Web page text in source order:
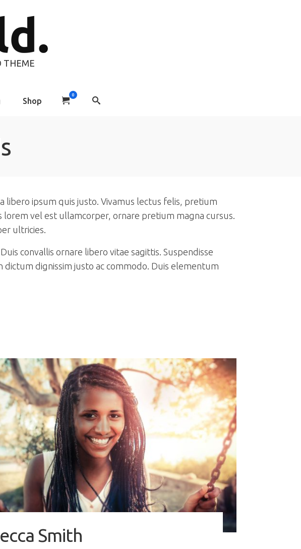
THEME
Shop
0
ipsum quis justo. Vivamus lectus felis, pretium
vel est ullamcorper, ornare pretium magna cursus.
ultricies.
convallis ornare libero vitae sagittis. Suspendisse
dignissim justo ac commodo. Duis elementum
Smith